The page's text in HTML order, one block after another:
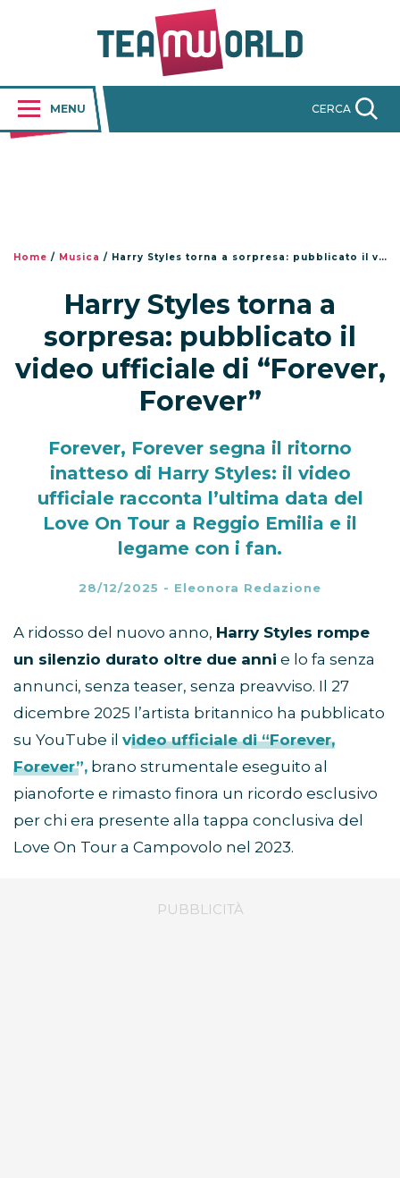
MENU CERCA
Home / Musica / Harry Styles torna a sorpresa: pubblicato il video ufficiale di “Forever, Forever”
Harry Styles torna a
sorpresa: pubblicato il
video ufficiale di “Forever,
Forever”
Forever, Forever segna il ritorno
inatteso di Harry Styles: il video
ufficiale racconta l’ultima data del
Love On Tour a Reggio Emilia e il
legame con i fan.
28/12/2025 - Eleonora Redazione
A ridosso del nuovo anno, Harry Styles rompe
un silenzio durato oltre due anni e lo fa senza
annunci, senza teaser, senza preavviso. Il 27
dicembre 2025 l’artista britannico ha pubblicato
su YouTube il video ufficiale di “Forever,
Forever”, brano strumentale eseguito al
pianoforte e rimasto finora un ricordo esclusivo
per chi era presente alla tappa conclusiva del
Love On Tour a Campovolo nel 2023.